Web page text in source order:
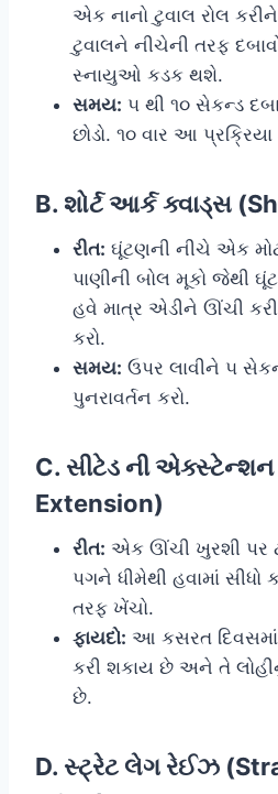
એક નાનો ટુવાલ રોલ
ટુવાલને નીચેની તરફ
સ્નાયુઓ કડક થશે.
સમય: ૫ થી ૧૦ સેકન્ડ
છોડો. ૧૦ વાર આ પ્રક્રિયા
B. શોર્ટ આર્ક ક્વાડ્સ
રીત: ઘૂંટણની નીચે એક
પાણીની બોલ મૂકો જેથી
હવે માત્ર એડીને ઊંચી
કરો.
સમય: ઉપર લાવીને ૫
પુનરાવર્તન કરો.
C. સીટેડ ની
Extension)
રીત: એક ઊંચી ખુરશી પર
પગને ધીમેથી હવામાં સીધો
તરફ ખેંચો.
ફાયદો: આ કસરત દિવસમાં
કરી શકાય છે અને તે
છે.
D. સ્ટ્રેટ લેગ રેઈઝ